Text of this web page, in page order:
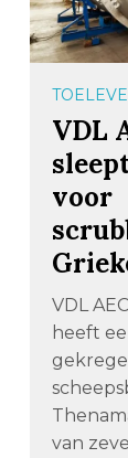
VDL
voor
VDL
heeft
van